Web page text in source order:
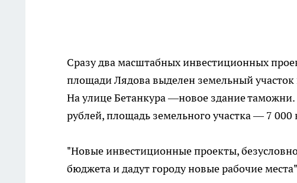
Сразу два масштабных инвестиционных
площади Лядова выделен земельный участок
На улице Бетанкура —новое здание
рублей, площадь земельного участка — 7 000
"Новые инвестиционные проекты,
бюджета и дадут городу новые рабочие